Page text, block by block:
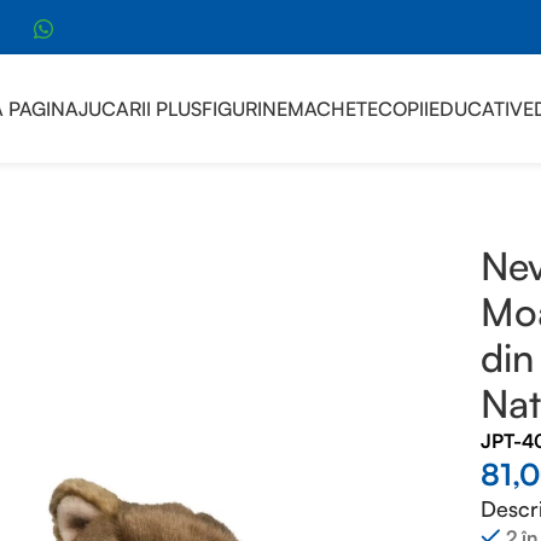
PAGINAJUCARII PLUSFIGURINEMACHETECOPIIEDUCATIVE
JPT-